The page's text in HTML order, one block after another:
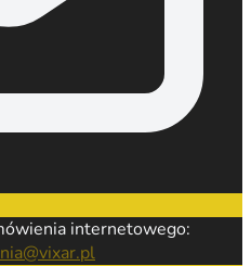
internetowego: